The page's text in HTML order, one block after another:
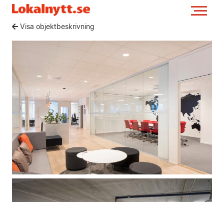
Visa objektbeskrivning